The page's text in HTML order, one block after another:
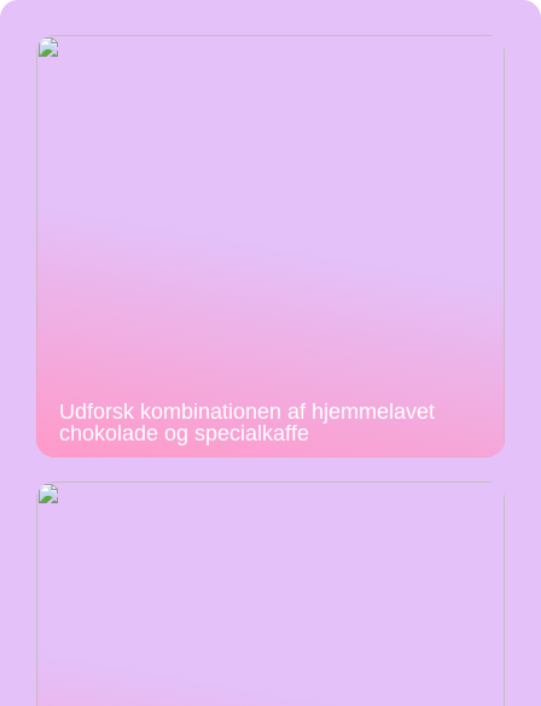
Udforsk kombinationen af hjemmelavet
chokolade og specialkaffe